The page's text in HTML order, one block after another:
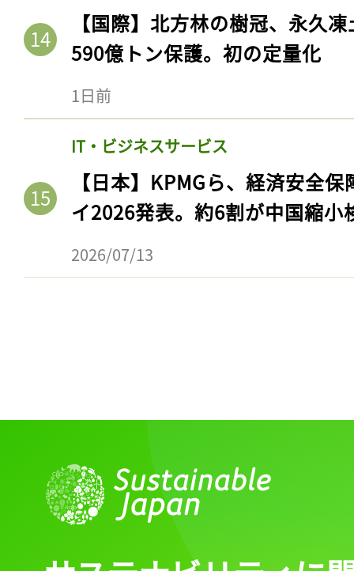
【国際】北方林の樹冠、永久
590億トン保護。初の定量化
1日前
IT・ビジネスサービス
【日本】KPMGら、経済安全
イ2026発表。約6割が中国縮小
2026/07/13